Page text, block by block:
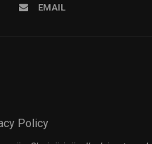
EMAIL
Policy